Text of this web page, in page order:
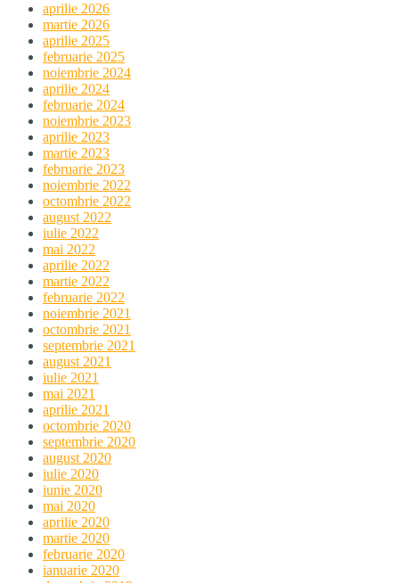
aprilie 2026
martie 2026
aprilie 2025
februarie 2025
noiembrie 2024
aprilie 2024
februarie 2024
noiembrie 2023
aprilie 2023
martie 2023
februarie 2023
noiembrie 2022
octombrie 2022
august 2022
iulie 2022
mai 2022
aprilie 2022
martie 2022
februarie 2022
noiembrie 2021
octombrie 2021
septembrie 2021
august 2021
iulie 2021
mai 2021
aprilie 2021
octombrie 2020
septembrie 2020
august 2020
iulie 2020
iunie 2020
mai 2020
aprilie 2020
martie 2020
februarie 2020
ianuarie 2020